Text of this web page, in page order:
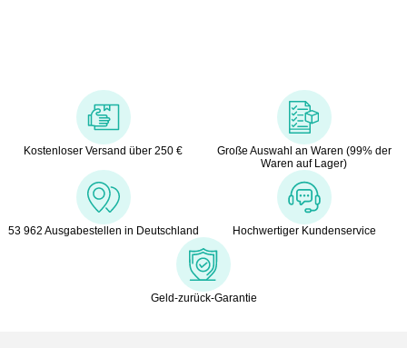
Kostenloser Versand über 250 €
Große Auswahl an Waren (99% der
Waren auf Lager)
53 962 Ausgabestellen in Deutschland Hochwertiger Kundenservice
Geld-zurück-Garantie